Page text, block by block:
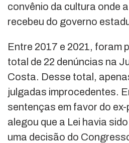
convênio da cultura onde
recebeu do governo
Entre 2017 e 2021, foram
total de 22 denúncias na
Costa. Desse total,
julgadas improcedentes.
sentenças em favor do
alegou que a Lei havia
uma decisão do